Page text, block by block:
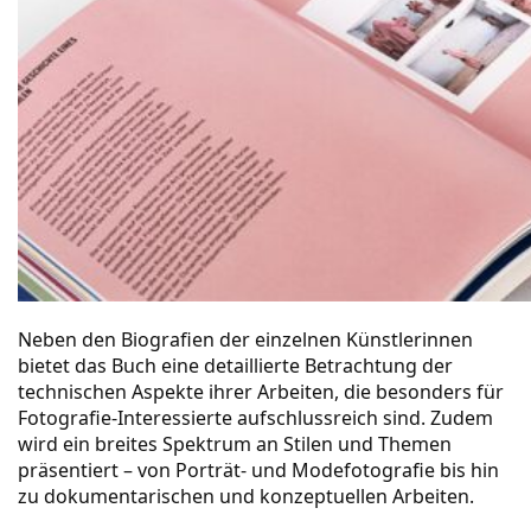
Neben den Biografien der einzelnen Künstlerinnen
bietet das Buch eine detaillierte Betrachtung der
technischen Aspekte ihrer Arbeiten, die besonders für
Fotografie-Interessierte aufschlussreich sind. Zudem
wird ein breites Spektrum an Stilen und Themen
präsentiert – von Porträt- und Modefotografie bis hin
zu dokumentarischen und konzeptuellen Arbeiten.